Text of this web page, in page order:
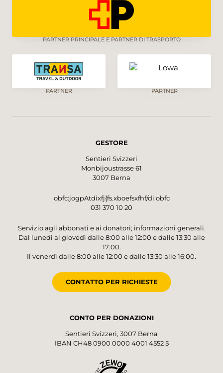
PARTNER PRINCIPALE E PARTNER DI TRASPORTO
PARTNER PARTNER
GESTORE
Sentieri Svizzeri
Monbijoustrasse 61
3007 Berna
obfc:jogpAtdixfj{fs.xboefsxfhf/di:obfc
031 370 10 20
Servizio agli abbonati e ai donatori; informazioni generali.
Dal lunedì al giovedì dalle 8:00 alle 12:00 e dalle 13:30 alle
17:00.
Il venerdì dalle 8:00 alle 12:00 e dalle 13:30 alle 16:00.
CONTATTO PER RICHIESTE
CONTO PER DONAZIONI
Sentieri Svizzeri, 3007 Berna
IBAN CH48 0900 0000 4001 4552 5